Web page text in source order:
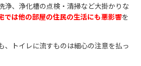
浄、浄化槽の点検・清掃など大掛かりな
では他の部屋の住民の生活にも悪影響を
、トイレに流すものは細心の注意を払っ